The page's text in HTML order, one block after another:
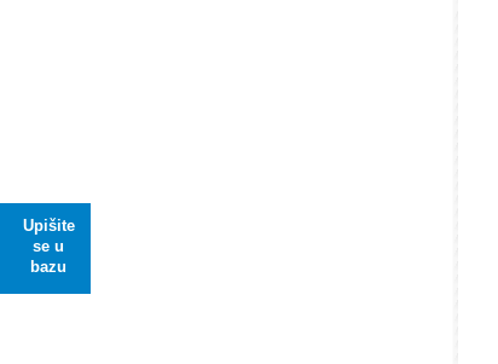
Upišite
se u
bazu